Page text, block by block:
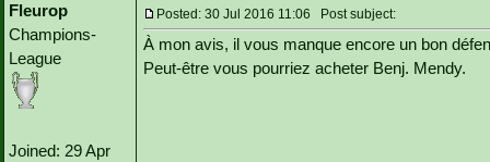
Fleurop
Champions-
League
Joined: 29 Apr
Posted: 30 Jul 2016 11:06 Post subject:
À mon avis, il vous manque encore un bon
Peut-être vous pourriez acheter Benj. Mendy.